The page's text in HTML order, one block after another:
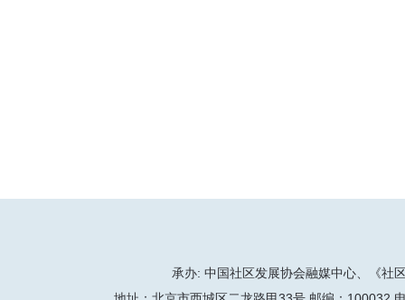
承办: 中国社区发展协会融媒中心、《社